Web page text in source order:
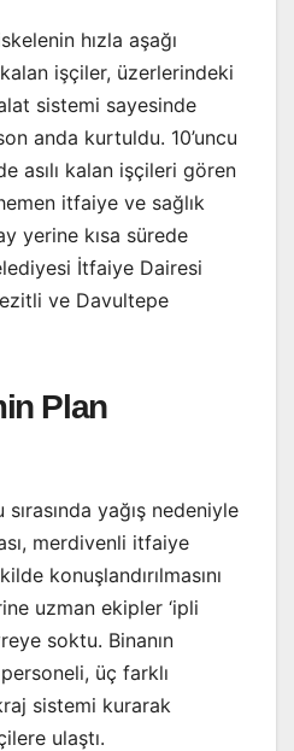
hızla aşağı
işçiler, üzerlerindeki
sistemi sayesinde
anda kurtuldu. 10’uncu
asılı kalan işçileri gören
itfaiye ve sağlık
yerine kısa sürede
İtfaiye Dairesi
ve Davultepe
Plan
yağış nedeniyle
merdivenli itfaiye
konuşlandırılmasını
uzman ekipler ‘ipli
soktu. Binanın
üç farklı
sistemi kurarak
ulaştı.